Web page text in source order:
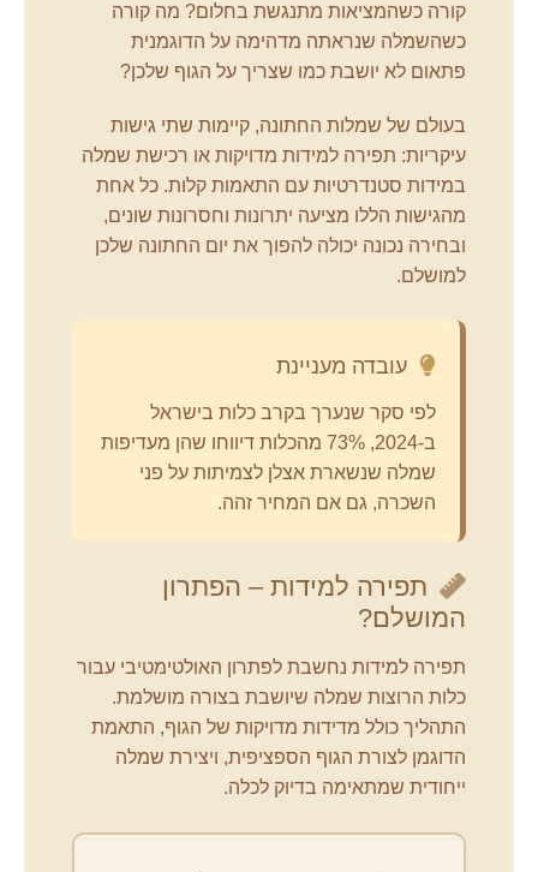
קורה כשהמציאות מתנגשת בחלום? מה קורה
כשהשמלה שנראתה מדהימה על הדוגמנית
פתאום לא יושבת כמו שצריך על הגוף שלכן?
בעולם של שמלות החתונה, קיימות שתי גישות
עיקריות: תפירה למידות מדויקות או רכישת שמלה
במידות סטנדרטיות עם התאמות קלות. כל אחת
מהגישות הללו מציעה יתרונות וחסרונות שונים,
ובחירה נכונה יכולה להפוך את יום החתונה שלכן
למושלם.
עובדה מעניינת
לפי סקר שנערך בקרב כלות בישראל
ב-2024, 73% מהכלות דיווחו שהן מעדיפות
שמלה שנשארת אצלן לצמיתות על פני
השכרה, גם אם המחיר זהה.
תפירה למידות – הפתרון
המושלם?
תפירה למידות נחשבת לפתרון האולטימטיבי עבור
כלות הרוצות שמלה שיושבת בצורה מושלמת.
התהליך כולל מדידות מדויקות של הגוף, התאמת
הדוגמן לצורת הגוף הספציפית, ויצירת שמלה
ייחודית שמתאימה בדיוק לכלה.